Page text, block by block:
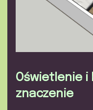
Oświetlenie i
znaczenie